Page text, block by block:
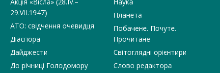
29.VII.1947)
АТО: свідчення очевидця
Діаспора
Дайджести
До річниці Голодомору
Планета
Побачене. Почуте.
Прочитане
Світоглядні орієнтири
Слово редактора